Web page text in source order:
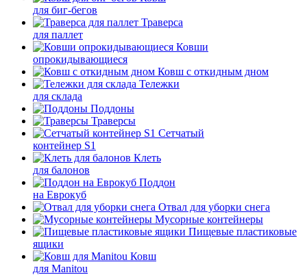
для биг-бегов
Траверса
для паллет
Ковши
опрокидывающиеся
Ковш с откидным дном
Тележки
для склада
Поддоны
Траверсы
Сетчатый
контейнер S1
Клеть
для балонов
Поддон
на Еврокуб
Отвал для уборки снега
Мусорные контейнеры
Пищевые пластиковые
ящики
Ковш
для Manitou